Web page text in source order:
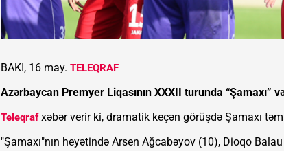
BAKI, 16 may. TELEQRAF
Azərbaycan Premyer Liqasının XXXII turunda “Şamaxı”
Teleqrafxəbər verir ki, dramatik keçən görüşdə Şamaxı
"Şamaxı"nın heyətində Arsen Ağcabəyov (10), Dioqo